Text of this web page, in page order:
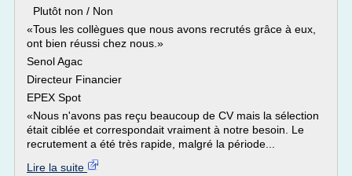
Plutôt non / Non
«Tous les collègues que nous avons recrutés grâce à eux,
ont bien réussi chez nous.»
Senol Agac
Directeur Financier
EPEX Spot
«Nous n'avons pas reçu beaucoup de CV mais la sélection
était ciblée et correspondait vraiment à notre besoin. Le
recrutement a été très rapide, malgré la période...
Lire la suite